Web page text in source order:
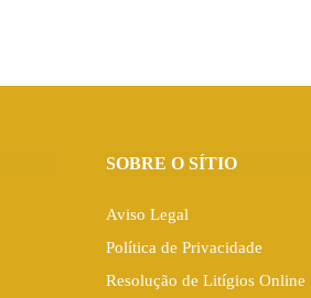
SOBRE O SÍTIO
Aviso Legal
Política de Privacidade
Resolução de Litígios Online